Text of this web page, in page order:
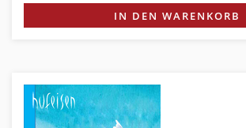
IN DEN WARENKORB